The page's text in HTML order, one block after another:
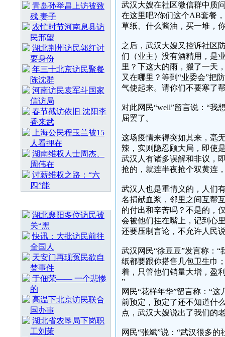
青岛孙举昌上访被致
残 妻子
农忙时节河南息县访
民邢望
湖北荆州访民郭红讨
要身份
年三十北京访民聚餐
陈沈群
河南访民袁军斗国家
信访局
春节截访依旧 沈阳李
香来武
上海公民程玉兰被15
人看押在
湖南维权人士周杰、
周伟在
讨薪维权之路：“六
四”能
湖北襄阳多位访民被
关“黑
快讯：大批访民前往
全国人
天安门再现冤民欲自
焚事件
于佃荣—— 一个悲惨
的
高温下北京访民联合
国办事
湖北省农垦局下岗职
工刘茉
武汉大嫂在社区微信群中质
在这里吧?你们这个AB套餐
草纸、什么酱油，买一堆，
之后，武汉大嫂又控诉社区
们（业主）没有酒精用，是
里？下这大的雨，搬了一天
又在哪里？等到“业委会”把
气使起来。请你们不要寒了
对此网民“well”留言说：“我
屈罢了。
这场疫情来得突如其来，毫
辣，实则隐忍顾大局，即使
武汉人有诸多误解和非议，
抢的，就连半夜抢个双黄连
武汉人也是重情义的，人们
名捐献血浆，邻里之间互帮
的付出和辛苦吗？不是的，
会被他们挂在嘴上，记到心
还要压制言论，不允许人民
武汉网民“徐豆豆”发言称：
纸都要跟你搭售几包卫生巾
着，只管他们销量大增，盈
”
网民“花样年华”留言称：“
前预定，预定了还不知道什
点，武汉大嫂说出了我们的
网民“张斌”说：“武汉很多